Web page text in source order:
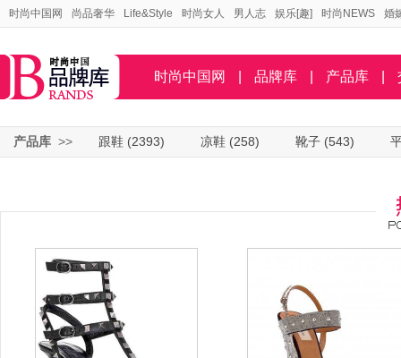
时尚中国网 尚品奢华 Life&Style 时尚女人 男人志 娱乐[趣] 时尚NEWS 婚
时尚中国网 品牌库 产品库
产品库 >> 跟鞋 (2393) 凉鞋 (258) 靴子 (543)